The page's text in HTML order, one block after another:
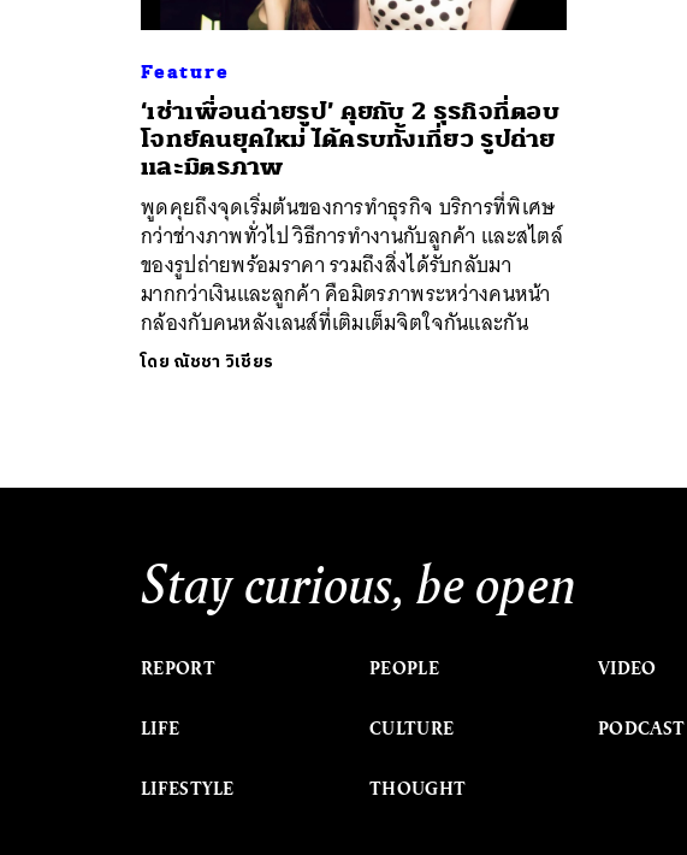
Feature
‘เช่าเพื่อนถ่ายรูป’ คุยกับ 2 ธุรกิจที่ตอบ
โจทย์คนยุคใหม่ ได้ครบทั้งเที่ยว รูปถ่าย
และมิตรภาพ
พูดคุยถึงจุดเริ่มต้นของการทำธุรกิจ บริการที่พิเศษ
กว่าช่างภาพทั่วไป วิธีการทำงานกับลูกค้า และสไตล์
ของรูปถ่ายพร้อมราคา รวมถึงสิ่งได้รับกลับมา
มากกว่าเงินและลูกค้า คือมิตรภาพระหว่างคนหน้า
กล้องกับคนหลังเลนส์ที่เติมเต็มจิตใจกันและกัน
โดย ณัชชา วิเชียร
Stay curious, be open
REPORT
LIFE
LIFESTYLE
PEOPLE
CULTURE
THOUGHT
VIDEO
PODCAST